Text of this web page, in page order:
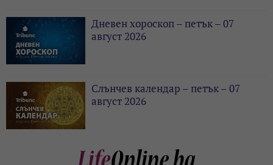
Дневен хороскоп – петък – 07
август 2026
Слънчев календар – петък – 07
август 2026